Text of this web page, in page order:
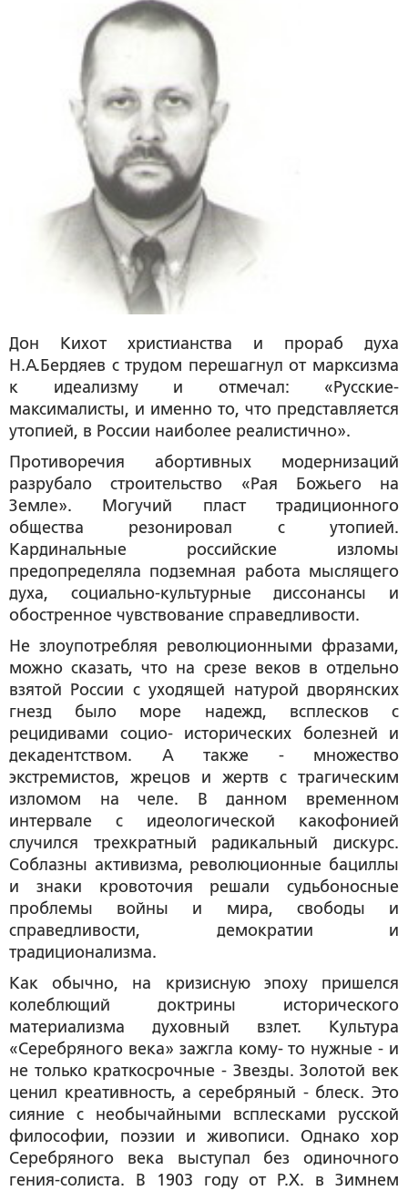
Дон Кихот христианства и прораб духа
Н.А.Бердяев с трудом перешагнул от марксизма
к идеализму и отмечал: «Русские-
максималисты, и именно то, что представляется
утопией, в России наиболее реалистично».
Противоречия абортивных модернизаций
разрубало строительство «Рая Божьего на
Земле». Могучий пласт традиционного
общества резонировал с утопией.
Кардинальные российские изломы
предопределяла подземная работа мыслящего
духа, социально-культурные диссонансы и
обостренное чувствование справедливости.
Не злоупотребляя революционными фразами,
можно сказать, что на срезе веков в отдельно
взятой России с уходящей натурой дворянских
гнезд было море надежд, всплесков с
рецидивами социо- исторических болезней и
декадентством. А также - множество
экстремистов, жрецов и жертв с трагическим
изломом на челе. В данном временном
интервале с идеологической какофонией
случился трехкратный радикальный дискурс.
Соблазны активизма, революционные бациллы
и знаки кровоточия решали судьбоносные
проблемы войны и мира, свободы и
справедливости, демократии и
традиционализма.
Как обычно, на кризисную эпоху пришелся
колеблющий доктрины исторического
материализма духовный взлет. Культура
«Серебряного века» зажгла кому- то нужные - и
не только краткосрочные - Звезды. Золотой век
ценил креативность, а серебряный - блеск. Это
сияние с необычайными всплесками русской
философии, поэзии и живописи. Однако хор
Серебряного века выступал без одиночного
гения-солиста. В 1903 году от Р.Х. в Зимнем